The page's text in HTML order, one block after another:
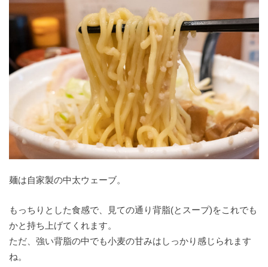
麺は自家製の中太ウェーブ。
もっちりとした食感で、見ての通り背脂(とスープ)をこれでも
かと持ち上げてくれます。
ただ、強い背脂の中でも小麦の甘みはしっかり感じられます
ね。